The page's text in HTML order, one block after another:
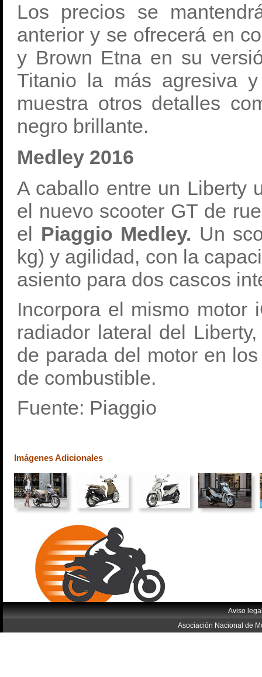
Los precios se
anterior y se ofrecerá en
y Brown Etna en su
Titanio la más agresiva
muestra otros detalles
negro brillante.
Medley 2016
A caballo entre un Liberty
el nuevo scooter GT de
el Piaggio Medley. Un
kg) y agilidad, con la
asiento para dos cascos
Incorpora el mismo motor
radiador lateral del
de parada del motor en
de combustible.
Fuente: Piaggio
Imágenes Adicionales
Aviso
Asociación Nacional de